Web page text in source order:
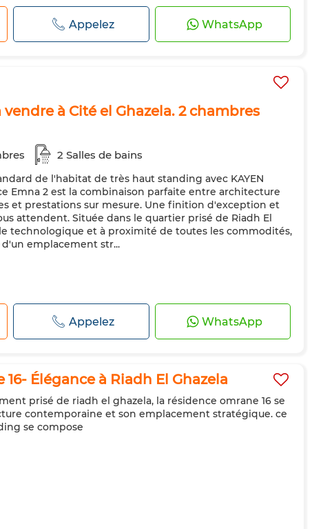
Appelez WhatsApp
à Cité el Ghazela. 2 chambres
2 Salles de bains
de l'habitat de très haut standing avec KAYEN
Emna 2 est la combinaison parfaite entre architecture
et prestations sur mesure. Une finition d'exception et
attendent. Située dans le quartier prisé de Riadh El
technologique et à proximité de toutes les commodités,
emplacement str...
Appelez WhatsApp
Élégance à Riadh El Ghazela
prisé de riadh el ghazela, la résidence omrane 16 se
contemporaine et son emplacement stratégique. ce
se compose